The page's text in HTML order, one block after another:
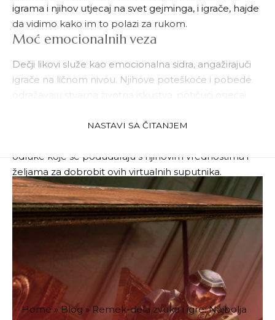
igrama i njihov utjecaj na svet gejminga, i igrače, hajde
da vidimo kako im to polazi za rukom.
Moć emocionalnih veza
Dečji likovi služe kao emocionalna sidra, angažirajući
igrače na ličnom nivou. Njihove poteškoće i pobede
emocionalno unesu u njihove priče. Ova emocionalna
odluke koje se podudaraju s njihovim vrednostima i
željama za dobrobit ovih virtualnih suputnika.
NASTAVI SA ČITANJEM
Home»Blog » Remek-dela zvuka i igre: Najbolja